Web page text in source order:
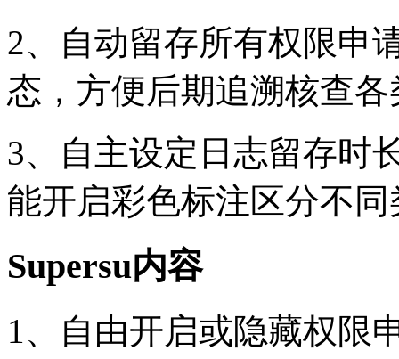
2、自动留存所有权限申
态，方便后期追溯核查
3、自主设定日志留存时
能开启彩色标注区分不
Supersu内容
1、自由开启或隐藏权限